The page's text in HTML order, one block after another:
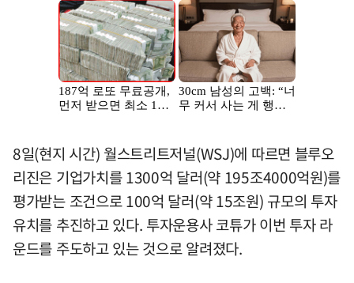
8일(현지 시간) 월스트리트저널(WSJ)에 따르면 블루오
리진은 기업가치를 1300억 달러(약 195조4000억원)를
평가받는 조건으로 100억 달러(약 15조원) 규모의 투자
유치를 추진하고 있다. 투자운용사 코튜가 이번 투자 라
운드를 주도하고 있는 것으로 알려졌다.